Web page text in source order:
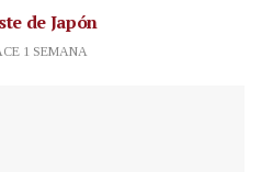
de Japón
1 SEMANA